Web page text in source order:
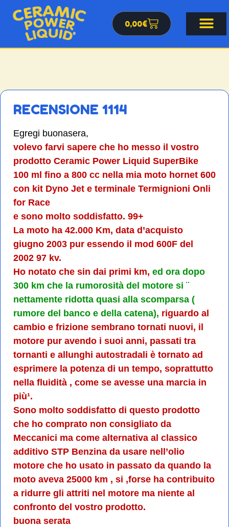
0,00€
RECENSIONE 1114
Egregi buonasera,
volevo farvi sapere che ho messo il vostro
prodotto Ceramic Power Liquid SuperBike
100 ml fino a 800 cc nella mia moto hornet 600
con kit Dyno Jet e terminale Termignioni Onli
for Race
e sono molto soddisfatto. 99+
La moto ha 42.000 Km, data d’acquisto
giugno 2003 pur essendo il mod 600F del
2002 97 kv.
Ho notato che sin dai primi km, ed ora dopo
300 km che la rumorosità del motore si ¨
nettamente ridotta quasi alla scomparsa (
rumore del banco e della catena), riguardo al
cambio e frizione sembrano tornati nuovi, il
motore pur avendo i suoi anni, passati tra
tornanti e allunghi autostradali è tornato ad
esprimere la potenza di un tempo, soprattutto
nella fluidità , come se avesse una marcia in
più¹.
Sono molto soddisfatto di questo prodotto
che ho comprato non consigliato da
Meccanici ma come alternativa al classico
additivo STP Benzina da usare nell’olio
motore che ho usato in passato da quando la
moto aveva 25000 km , si ,forse ha contribuito
a ridurre gli attriti nel motore ma niente al
confronto del vostro prodotto.
buona serata